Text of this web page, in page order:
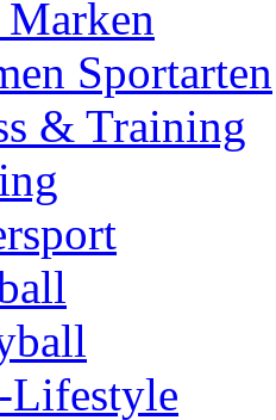
Sportarten
& Training
Lifestyle